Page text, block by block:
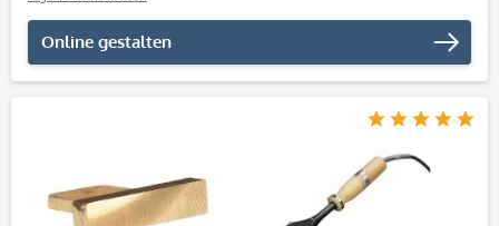
Online gestalten